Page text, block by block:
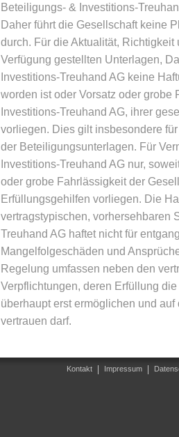
Beteiligungs- & Investitions-
Daher führt die Gesellschaft keine
durch. Für die Aktualität,
Verfügung gestellten Unterlagen,
Investitions-Treuhand AG keine
worden ist oder Vorsatz oder
Investitions-Treuhand AG, ihrer
vorliegen. Dies gilt insbesondere
der Beteiligungsunterlagen. Für
Investitions-Treuhand AG nur,
oder grobe Fahrlässigkeit der
Erfüllungsgehilfen vorliegen. Die
vertragstypischen, vorhersehbaren
Treuhand AG haftet nicht für
Mangelfolgeschäden und
Regelung umfassen neben den
Verpflichtungen, deren Erfüllung
überhaupt erst ermöglichen und
vertrauen darf.
Kontakt Impressum